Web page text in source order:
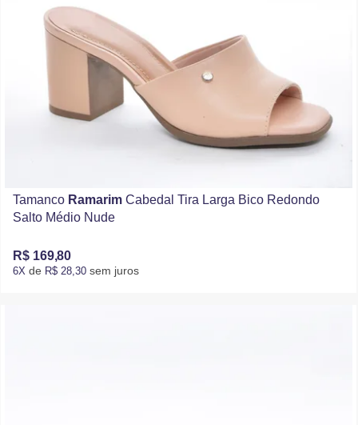
Tamanco Ramarim Cabedal Tira Larga Bico Redondo
Salto Médio Nude
R$ 169,80
6X de R$ 28,30 sem juros